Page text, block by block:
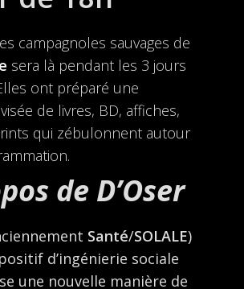
campagnoles sauvages de
sera là pendant les 3 jours
ont préparé une
de livres, BD, affiches,
qui zébulonnent autour
de D’Oser
Santé/SOLALE)
d’ingénierie sociale
une nouvelle manière de